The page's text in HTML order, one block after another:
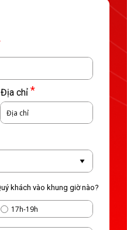
17h-19h
Địa chỉ
khách vào khung giờ nào?
*